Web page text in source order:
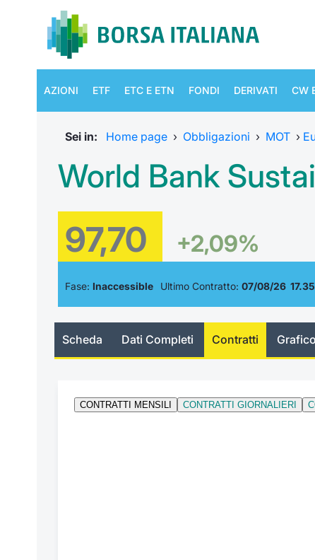
AZIONI ETF ETC E ETN FONDI DERIVATI CW
Sei in: Home page › Obbligazioni › MOT ›
World Bank
97,70 +2,09%
Fase: Inaccessible Ultimo Contratto: 07/08/26
Scheda Dati Completi Contratti